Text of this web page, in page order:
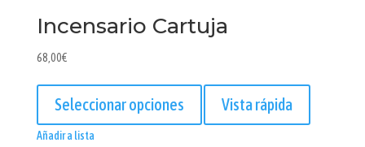
Incensario Cartuja
68,00€
Seleccionar opciones
producto
tiene
Vista rápida
Añadir a lista